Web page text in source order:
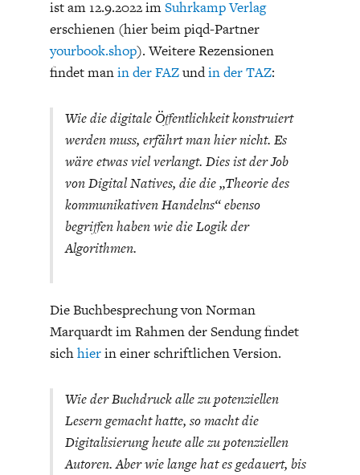
DIE NÄCHSTE STUFE DER
GLOBALISIERUNG
GERMANOMICS
GESELLSCHAFT
HÖRSAAL
ist am 12.9.2022 imSuhrkamp Verlag
erschienen (hier beim piqd-Partner
yourbook.shop). Weitere Rezensionen
findet manin der FAZundin der TAZ:
Wie die digitale Öffentlichkeit konstruiert
werden muss, erfährt man hier nicht. Es
wäre etwas viel verlangt. Dies ist der Job
von Digital Natives, die die „Theorie des
kommunikativen Handelns“ ebenso
begriffen haben wie die Logik der
Algorithmen.
Die Buchbesprechung von Norman
Marquardt im Rahmen der Sendung findet
sichhierin einer schriftlichen Version.
Wie der Buchdruck alle zu potenziellen
Lesern gemacht hatte, so macht die
Digitalisierung heute alle zu potenziellen
Autoren. Aber wie lange hat es gedauert, bis